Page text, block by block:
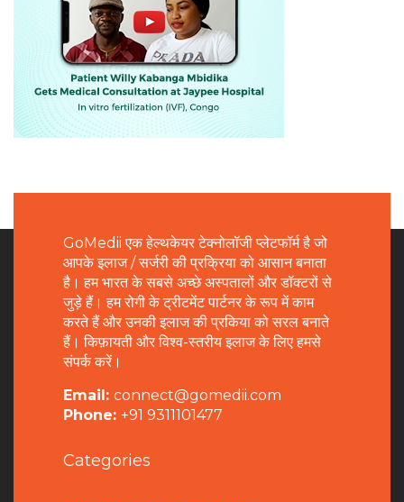
GoMedii एक हेल्थकेयर टेक्नोलॉजी प्लेटफॉर्म है जो
आपके इलाज / सर्जरी की प्रक्रिया को आसान बनाता
है। हम भारत के सबसे अच्छे अस्पतालों और डॉक्टरों से
जुड़े हैं। हम रोगी के ट्रीटमेंट पार्टनर के रूप में काम
करते हैं और उनकी इलाज की प्रकिया को सरल बनाते
हैं। किफ़ायती और विश्व-स्तरीय इलाज के लिए हमसे
संपर्क करें।
Email: connect@gomedii.com
Phone: +91 9311101477
Categories